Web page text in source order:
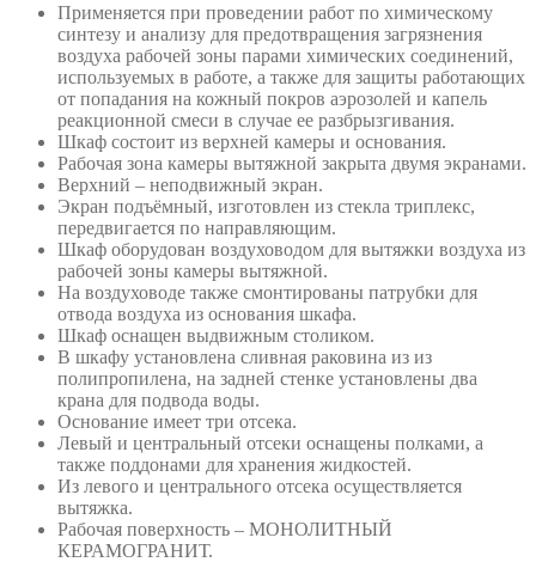
Применяется при проведении работ по химическому
синтезу и анализу для предотвращения загрязнения
воздуха рабочей зоны парами химических соединений,
используемых в работе, а также для защиты работающих
от попадания на кожный покров аэрозолей и капель
реакционной смеси в случае ее разбрызгивания.
Шкаф состоит из верхней камеры и основания.
Рабочая зона камеры вытяжной закрыта двумя экранами.
Верхний – неподвижный экран.
Экран подъёмный, изготовлен из стекла триплекс,
передвигается по направляющим.
Шкаф оборудован воздуховодом для вытяжки воздуха из
рабочей зоны камеры вытяжной.
На воздуховоде также смонтированы патрубки для
отвода воздуха из основания шкафа.
Шкаф оснащен выдвижным столиком.
В шкафу установлена сливная раковина из из
полипропилена, на задней стенке установлены два
крана для подвода воды.
Основание имеет три отсека.
Левый и центральный отсеки оснащены полками, а
также поддонами для хранения жидкостей.
Из левого и центрального отсека осуществляется
вытяжка.
Рабочая поверхность – МОНОЛИТНЫЙ
КЕРАМОГРАНИТ.